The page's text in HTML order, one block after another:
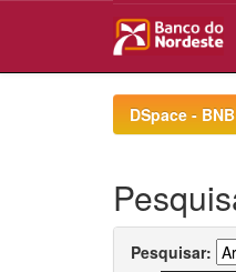
DSpace -
Pesquisar: